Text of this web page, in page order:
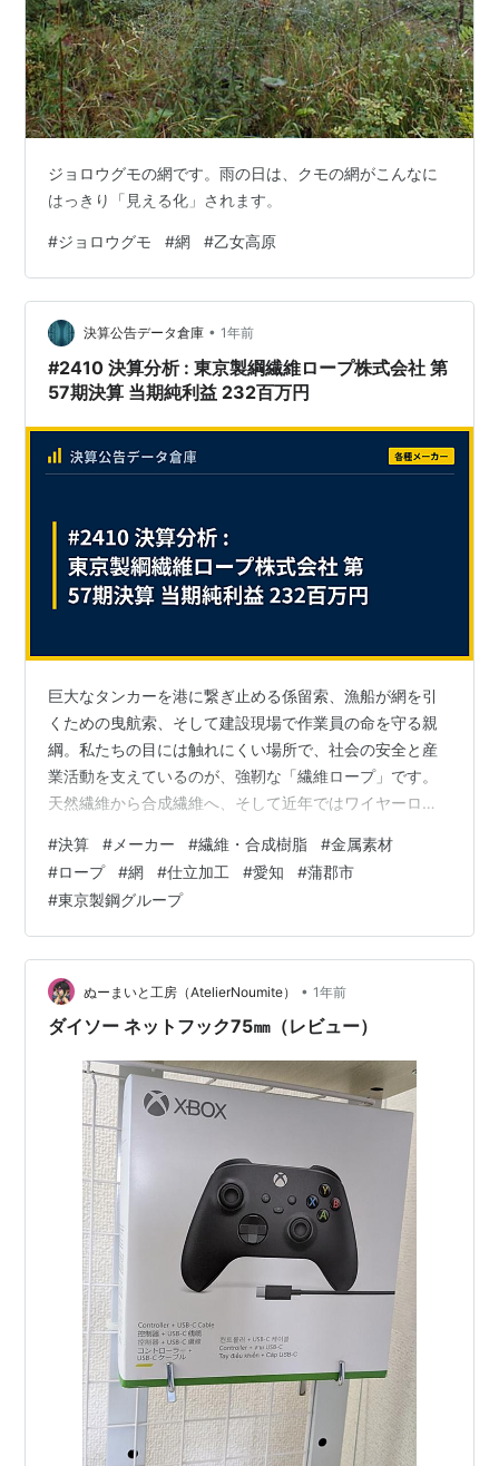
ジョロウグモの網です。雨の日は、クモの網がこんなに
はっきり「見える化」されます。
#ジョロウグモ #網 #乙女高原
決算公告データ倉庫 • 1年前
#2410 決算分析 : 東京製綱繊維ロープ株式会社 第
57期決算 当期純利益 232百万円
巨大なタンカーを港に繋ぎ止める係留索、漁船が網を引
くための曳航索、そして建設現場で作業員の命を守る親
綱。私たちの目には触れにくい場所で、社会の安全と産
業活動を支えているのが、強靭な「繊維ロープ」です。
天然繊維から合成繊維へ、そして近年ではワイヤーロー
技術は絶えず進化を続けてきました。今回は、日本の産
業革命期である1887年（明治20年）に、国内初のマニラ
ロープ製造を開始した東京製綱を源流に持ち、繊維ロー
プの製造に特化して発展を遂げてきた、愛知県蒲郡市の
「東京製綱繊維ロープ株式会社」に焦点を当てます。130
年以上にわたる歴史と技術を受け継ぐ老舗メ…
#決算 #メーカー #繊維・合成樹脂 #金属素材
#ロープ #網 #仕立加工 #愛知 #蒲郡市
#東京製鋼グループ
ぬーまいと工房（AtelierNoumite） • 1年前
ダイソー ネットフック75㎜（レビュー）